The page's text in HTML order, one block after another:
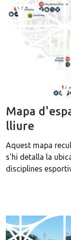
Mapa
lliure
Aquest mapa
s'hi detalla la
disciplines